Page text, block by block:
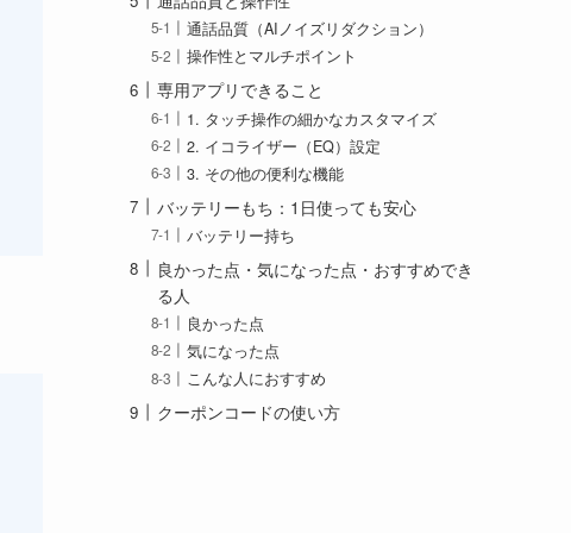
通話品質（AIノイズリダクション）
操作性とマルチポイント
専用アプリできること
1. タッチ操作の細かなカスタマイズ
2. イコライザー（EQ）設定
3. その他の便利な機能
バッテリーもち：1日使っても安心
バッテリー持ち
良かった点・気になった点・おすすめでき
る人
良かった点
気になった点
こんな人におすすめ
クーポンコードの使い方